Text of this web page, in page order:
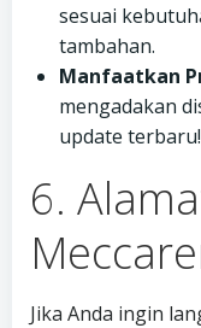
sesuai
tambahan.
Manfaatkan
mengadakan
update terbaru!
6.
Jika Anda ingin